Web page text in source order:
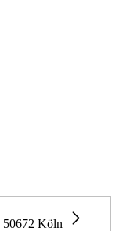
50672 Köln